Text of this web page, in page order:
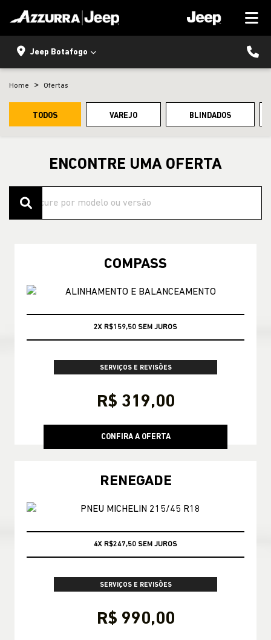
Jeep Botafogo
Home Ofertas
TODOS VAREJO BLINDADOS
ENCONTRE UMA OFERTA
COMPASS
CONSULTE CONDIÇÕES
SERVIÇOS E REVISÕES
R$ 319,00
CONFIRA A OFERTA
RENEGADE
CONSULTE CONDIÇÕES
SERVIÇOS E REVISÕES
R$ 990,00